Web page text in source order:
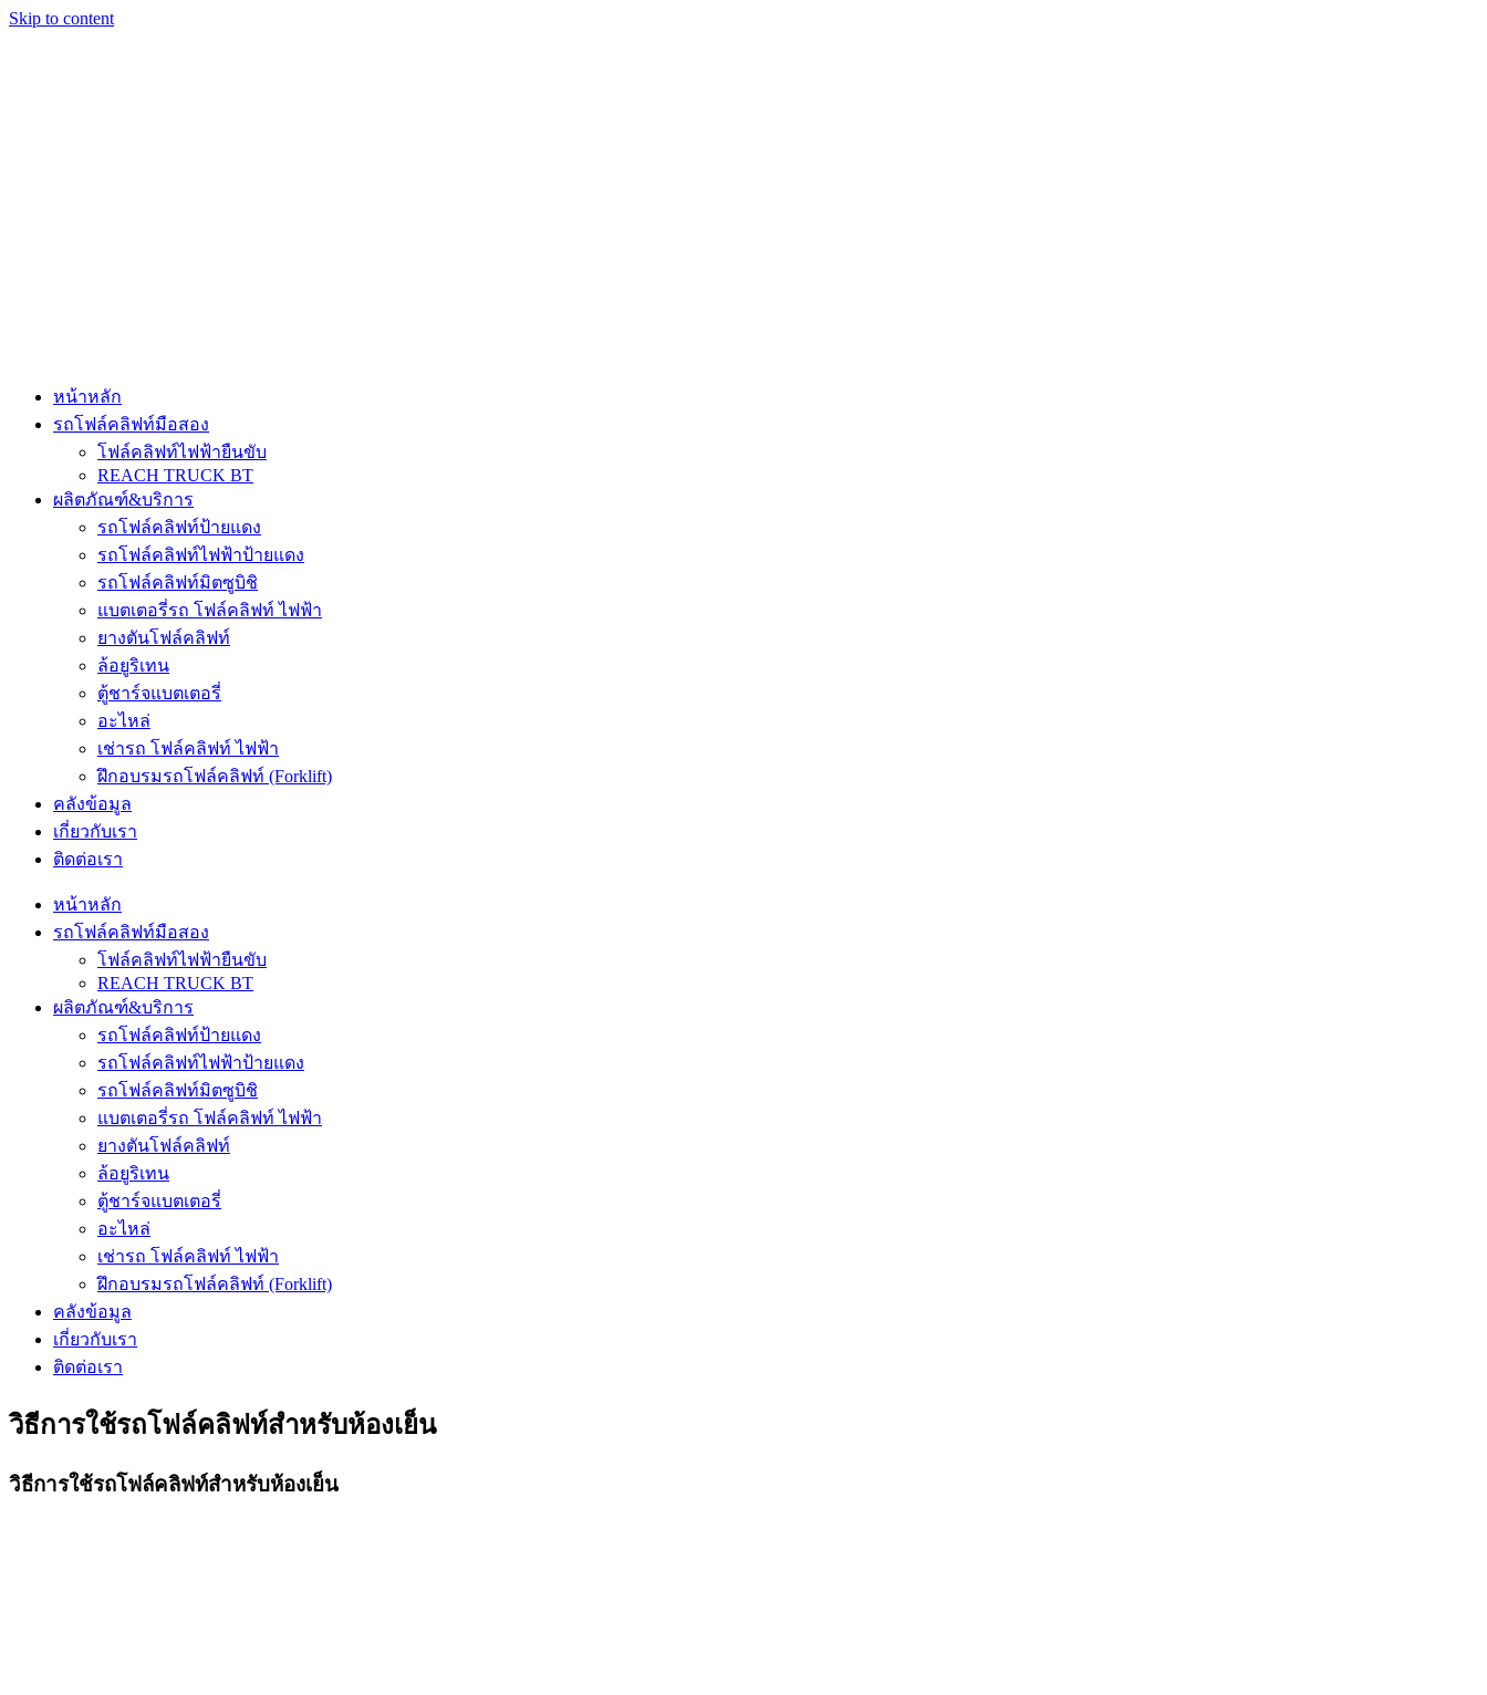
Skip to content
หน้าหลัก
รถโฟล์คลิฟท์มือสอง
โฟล์คลิฟท์ไฟฟ้ายืนขับ
REACH TRUCK BT
ผลิตภัณฑ์&บริการ
รถโฟล์คลิฟท์ป้ายแดง
รถโฟล์คลิฟท์ไฟฟ้าป้ายแดง
รถโฟล์คลิฟท์มิตซูบิชิ
แบตเตอรี่รถ โฟล์คลิฟท์ ไฟฟ้า
ยางตันโฟล์คลิฟท์
ล้อยูริเทน
ตู้ชาร์จแบตเตอรี่
อะไหล่
เช่ารถ โฟล์คลิฟท์ ไฟฟ้า
ฝึกอบรมรถโฟล์คลิฟท์ (Forklift)
คลังข้อมูล
เกี่ยวกับเรา
ติดต่อเรา
หน้าหลัก
รถโฟล์คลิฟท์มือสอง
โฟล์คลิฟท์ไฟฟ้ายืนขับ
REACH TRUCK BT
ผลิตภัณฑ์&บริการ
รถโฟล์คลิฟท์ป้ายแดง
รถโฟล์คลิฟท์ไฟฟ้าป้ายแดง
รถโฟล์คลิฟท์มิตซูบิชิ
แบตเตอรี่รถ โฟล์คลิฟท์ ไฟฟ้า
ยางตันโฟล์คลิฟท์
ล้อยูริเทน
ตู้ชาร์จแบตเตอรี่
อะไหล่
เช่ารถ โฟล์คลิฟท์ ไฟฟ้า
ฝึกอบรมรถโฟล์คลิฟท์ (Forklift)
คลังข้อมูล
เกี่ยวกับเรา
ติดต่อเรา
วิธีการใช้รถโฟล์คลิฟท์สำหรับห้องเย็น
วิธีการใช้รถโฟล์คลิฟท์สำหรับห้องเย็น